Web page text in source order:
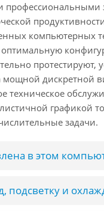
компьютерных
протестируют,
мощной дискретной
техническое
графикой
задачи.
в этом
подсветку и